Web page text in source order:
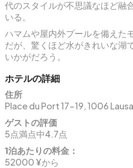
代のスタイルが不思議なほど融
いる。
ハマムや屋内外プールを備えた
だが、驚くほど水がきれいな湖
いかがだろう。
ホテルの詳細
住所
Place du Port 17-19, 1006
ゲストの評価
5点満点中4.7点
1泊あたりの料金：
52000 ¥から